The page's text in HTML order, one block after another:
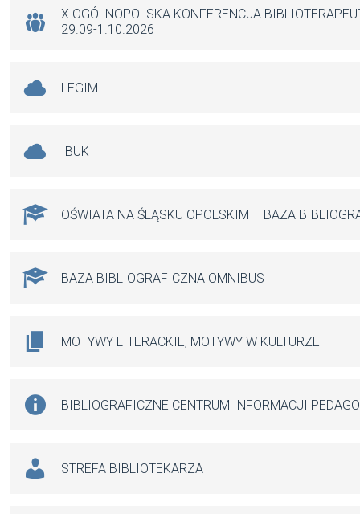
k
p
X OGÓLNOPOLSKA KONFERENCJA
29.09-1.10.2026
LEGIMI
IBUK
OŚWIATA NA ŚLĄSKU OPOLSKIM – BAZA
BAZA BIBLIOGRAFICZNA OMNIBUS
MOTYWY LITERACKIE, MOTYWY W KULTURZE
BIBLIOGRAFICZNE CENTRUM INFORMACJI
STREFA BIBLIOTEKARZA